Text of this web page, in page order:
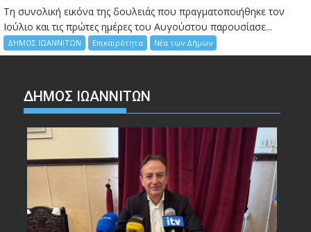
Τη συνολική εικόνα της δουλειάς που πραγματοποιήθηκε τον
Ιούλιο και τις πρώτες ημέρες του Αυγούστου παρουσίασε...
ΔΗΜΟΣ ΙΩΑΝΝΙΤΩΝ Επικαιρότητα Νέα των Δήμων
ΔΗΜΟΣ ΙΩΑΝΝΙΤΩΝ